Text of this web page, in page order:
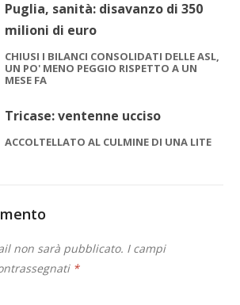
Puglia, sanità: disavanzo di 350
milioni di euro
CHIUSI I BILANCI CONSOLIDATI DELLE ASL,
UN PO' MENO PEGGIO RISPETTO A UN
MESE FA
Tricase: ventenne ucciso
ACCOLTELLATO AL CULMINE DI UNA LITE
non sarà pubblicato. I campi
*